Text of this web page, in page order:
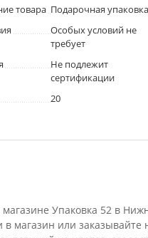
товара Подарочная упаковка
Особых условий не
требует
Не подлежит
сертификации
20
Упаковка 52 в
магазин или